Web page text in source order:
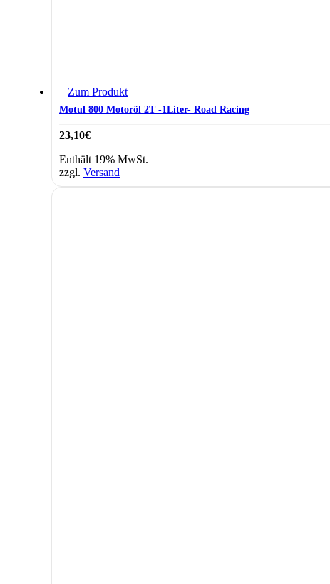
Zum Produkt
Motul 800 Motoröl 2T -1Liter- Road Racing
23,10€
Enthält 19% MwSt.
zzgl. Versand